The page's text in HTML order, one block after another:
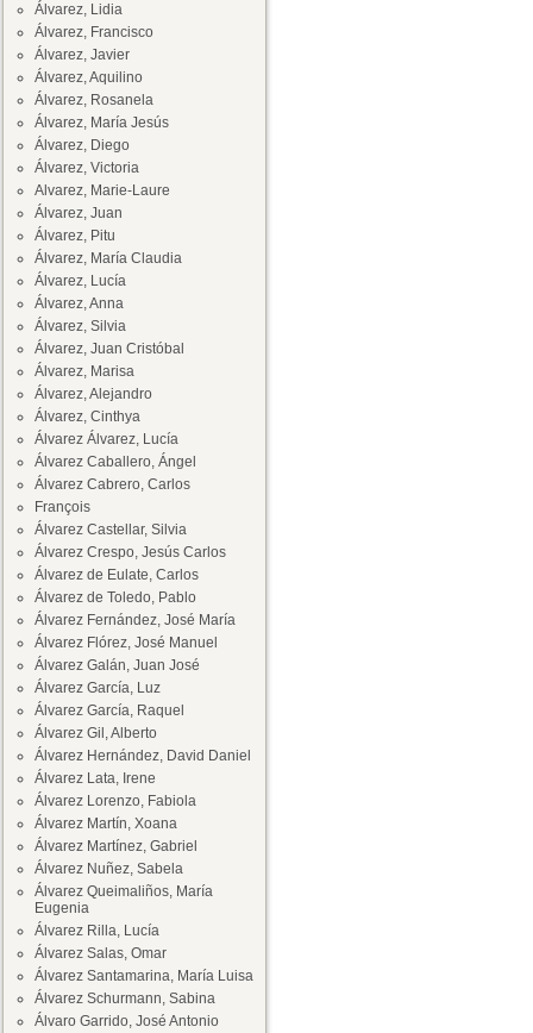
Álvarez, Lidia
Álvarez, Francisco
Álvarez, Javier
Álvarez, Aquilino
Álvarez, Rosanela
Álvarez, María Jesús
Álvarez, Diego
Álvarez, Victoria
Alvarez, Marie-Laure
Álvarez, Juan
Álvarez, Pitu
Álvarez, María Claudia
Álvarez, Lucía
Álvarez, Anna
Álvarez, Silvia
Álvarez, Juan Cristóbal
Álvarez, Marisa
Álvarez, Alejandro
Álvarez, Cinthya
Álvarez Álvarez, Lucía
Álvarez Caballero, Ángel
Álvarez Cabrero, Carlos
François
Álvarez Castellar, Silvia
Álvarez Crespo, Jesús Carlos
Álvarez de Eulate, Carlos
Álvarez de Toledo, Pablo
Álvarez Fernández, José María
Álvarez Flórez, José Manuel
Álvarez Galán, Juan José
Álvarez García, Luz
Álvarez García, Raquel
Álvarez Gil, Alberto
Álvarez Hernández, David Daniel
Álvarez Lata, Irene
Álvarez Lorenzo, Fabiola
Álvarez Martín, Xoana
Álvarez Martínez, Gabriel
Álvarez Nuñez, Sabela
Álvarez Queimaliños, María
Eugenia
Álvarez Rilla, Lucía
Álvarez Salas, Omar
Álvarez Santamarina, María Luisa
Álvarez Schurmann, Sabina
Álvaro Garrido, José Antonio